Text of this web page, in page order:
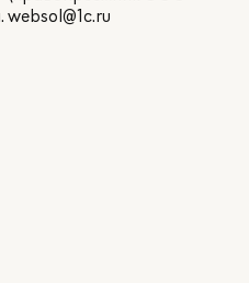
websol@1c.ru